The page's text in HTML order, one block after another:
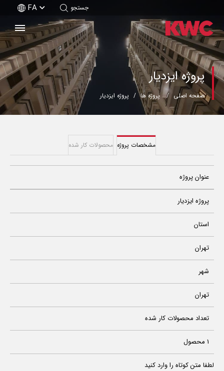
جستجو FA
پروژه ایزدیار
صفحه اصلی پروژه ها پروژه ایزدیار
مشخصات پروژه محصولات کار شده
عنوان پروژه
پروژه ایزدیار
استان
تهران
شهر
تهران
تعداد محصولات کار شده
1 محصول
لطفا متن کوتاه را وارد کنید